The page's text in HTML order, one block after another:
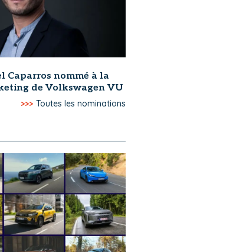
Caparros nommé à la
de Volkswagen VU
>>> Toutes les nominations